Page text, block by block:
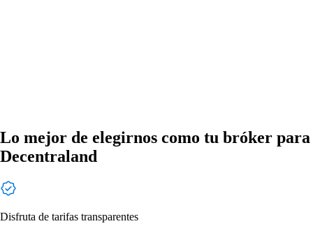
Lo mejor de elegirnos como tu bróker para
Decentraland
Disfruta de tarifas transparentes